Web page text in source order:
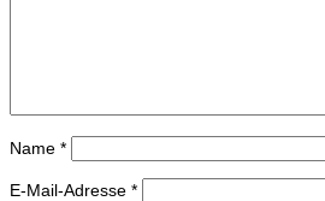
Name *
E-Mail-Adresse *